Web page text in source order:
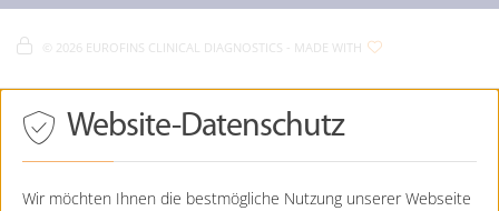
Eurofins Humangenetik - Datenschutz
Eurofins Humangenetik - Cookie Policy
089 - 23237356-550
Humangenetik@CTDE.EurofinsEU.com
Eurofins Humangenetik
Friends Tower I / Friedenheimer Brücke 19
2026 EUROFINS CLINICAL DIAGNOSTICS - MADE WITH
Drücken
Sie
Tab,
durch
Website-Datenschutz
Wir möchten Ihnen die bestmögliche Nutzung unserer Webseite